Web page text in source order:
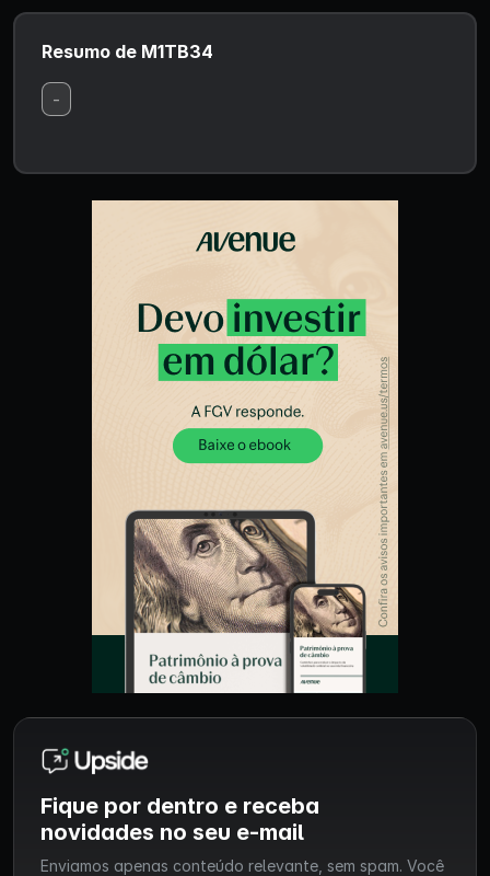
Resumo de M1TB34
-
Fique por dentro e receba
novidades no seu e-mail
Enviamos apenas conteúdo relevante, sem spam. Você